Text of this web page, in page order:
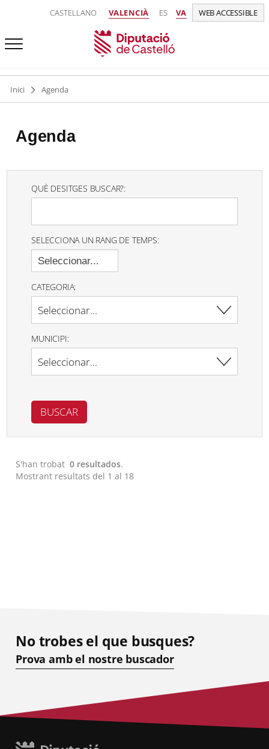
CASTELLANO VALENCIÀ ES VA WEB ACCESSIBLE
Inici Agenda
Agenda
QUÈ DESITGES BUSCAR?:
SELECCIONA UN RANG DE TEMPS:
Seleccionar...
CATEGORIA:
MUNICIPI:
S'han trobat0 resultados.
Mostrant resultats del 1 al 18
No trobes el que busques?
Prova amb el nostre buscador